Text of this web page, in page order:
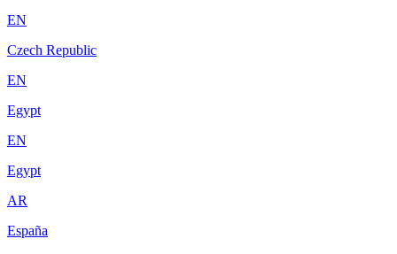
EN
Czech Republic
EN
Egypt
EN
Egypt
AR
España